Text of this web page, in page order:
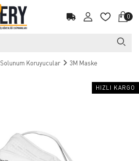
0
Solunum Koruyucular 3M Maske
HIZLI KARGO